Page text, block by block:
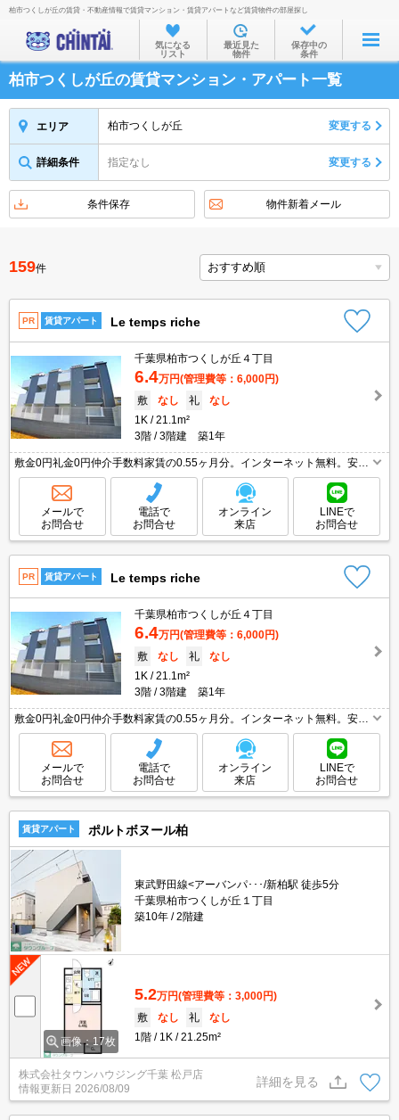
お部屋を探す
沿線・駅から
住所から
物件特集から
不動産会社から
TOP
柏市つくしが丘の賃貸・不動産情報で賃貸マンション・賃貸アパートなど賃貸物件の部屋探し
気になる
リスト
最近見た
物件
保存中の
条件
柏市つくしが丘の賃貸マンション・アパート一覧
エリア 柏市つくしが丘 変更する
詳細条件 指定なし 変更する
条件保存 物件新着メール
159件
PR 賃貸アパート Le temps riche
千葉県柏市つくしが丘４丁目
6.4万円(管理費等：6,000円)
敷
なし 礼
なし
1K
21.1m²
3階
3階建 築1年
敷金0円礼金0円仲介手数料家賃の0.55ヶ月分。インターネット無料。安心
のオートロック。便利な宅配BOX。独立洗面台。日当たり良好。築浅。ス
ーパーが近く(318m)買物便利。東武野田線新柏駅へ歩5分。
メールで
お問合せ
電話で
お問合せ
オンライン
来店
LINEで
お問合せ
PR 賃貸アパート Le temps riche
千葉県柏市つくしが丘４丁目
6.4万円(管理費等：6,000円)
敷
なし 礼
なし
1K
21.1m²
3階
3階建 築1年
敷金0円礼金0円仲介手数料家賃の0.55ヶ月分。インターネット無料。安心
のオートロック。便利な宅配BOX。独立洗面台。日当たり良好。築浅。ス
ーパーが近く(318m)買物便利。東武野田線新柏駅へ歩5分。
メールで
お問合せ
電話で
お問合せ
オンライン
来店
LINEで
お問合せ
賃貸アパート ポルトボヌール柏
東武野田線<アーバンパ･･･/新柏駅 徒歩5分
千葉県柏市つくしが丘１丁目
築10年
2階建
画像：17枚
5.2万円(管理費等：3,000円)
敷
なし 礼
なし
1階
1K 21.25m²
株式会社タウンハウジング千葉 松戸店
情報更新日 2026/08/09
詳細を見る